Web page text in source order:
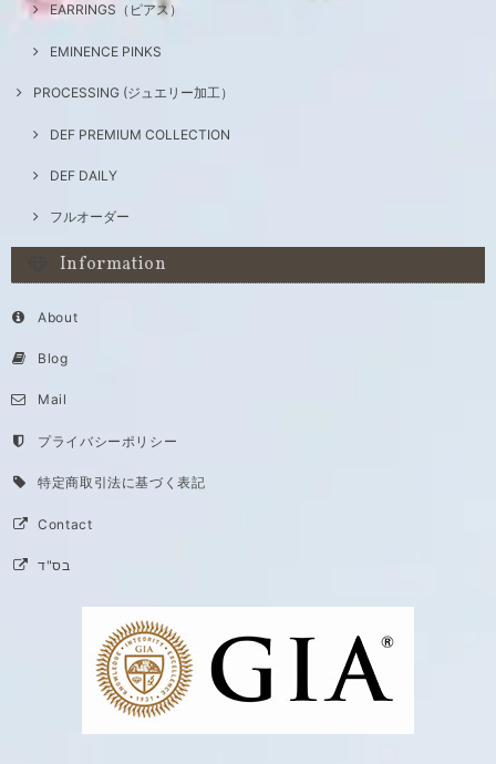
EARRINGS（ピアス）
EMINENCE PINKS
PROCESSING (ジュエリー加工）
DEF PREMIUM COLLECTION
DEF DAILY
フルオーダー
Information
About
Blog
Mail
プライバシーポリシー
特定商取引法に基づく表記
Contact
בס"ד